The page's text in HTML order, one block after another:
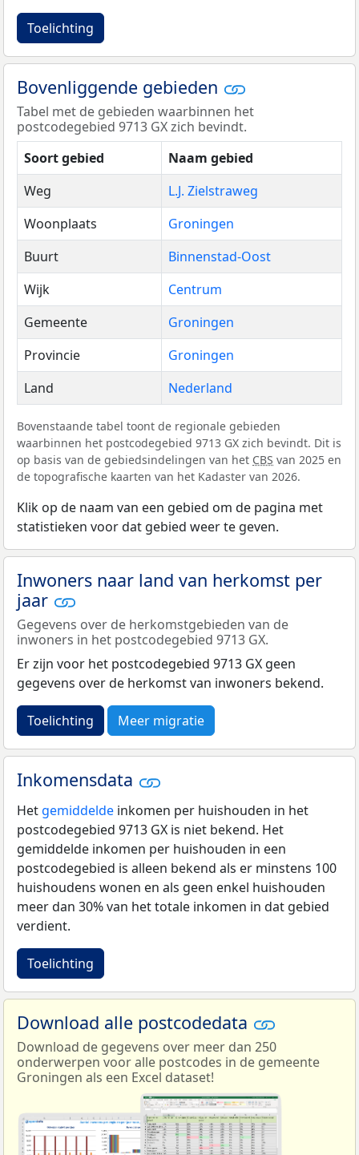
Toelichting
Bovenliggende gebieden
Tabel met de gebieden waarbinnen het
postcodegebied 9713 GX zich bevindt.
Soort gebied
Naam gebied
Weg
L.J. Zielstraweg
Woonplaats
Groningen
Buurt
Binnenstad-Oost
Wijk
Centrum
Gemeente
Groningen
Provincie
Groningen
Land
Nederland
Bovenstaande tabel toont de regionale gebieden
waarbinnen het postcodegebied 9713 GX zich bevindt. Dit is
op basis van de gebiedsindelingen van het CBS van 2025 en
de topografische kaarten van het Kadaster van 2026.
Klik op de naam van een gebied om de pagina met
statistieken voor dat gebied weer te geven.
Inwoners naar land van herkomst per
jaar
Gegevens over de herkomstgebieden van de
inwoners in het postcodegebied 9713 GX.
Er zijn voor het postcodegebied 9713 GX geen
gegevens over de herkomst van inwoners bekend.
Toelichting Meer migratie
Inkomensdata
Het gemiddelde inkomen per huishouden in het
postcodegebied 9713 GX is niet bekend. Het
gemiddelde inkomen per huishouden in een
postcodegebied is alleen bekend als er minstens 100
huishoudens wonen en als geen enkel huishouden
meer dan 30% van het totale inkomen in dat gebied
verdient.
Toelichting
Download alle postcodedata
Download de gegevens over meer dan 250
onderwerpen voor alle postcodes in de gemeente
Groningen als een Excel dataset!